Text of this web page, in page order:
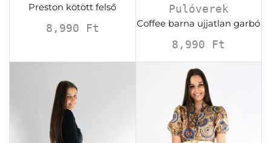
Preston kötött felső
8,990 Ft
Pulóverek
Coffee barna ujjatlan garbó
8,990 Ft